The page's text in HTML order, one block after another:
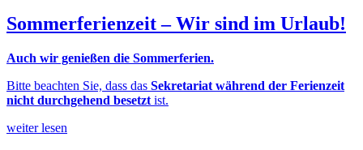
Sommerferienzeit – Wir sind im Urlaub!
Auch wir genießen die Sommerferien.
Bitte beachten Sie, dass das Sekretariat während der Ferienzeit
nicht durchgehend besetzt ist.
weiter lesen